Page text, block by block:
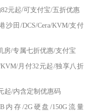
元起/可支付宝/五折优惠
沙田/DCS/Cera/KVM/支付
房/专属七折优惠/支付宝
月付32元起/独享八折
起/内含定制优惠码
内存/2G硬盘/150G流量